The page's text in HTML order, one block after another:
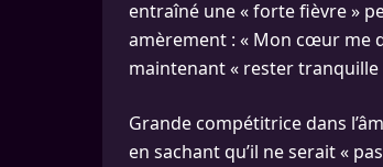
entraîné une « forte fièvre »
amèrement : « Mon cœur me
maintenant « rester tranquille
Grande compétitrice dans
en sachant qu’il ne serait «